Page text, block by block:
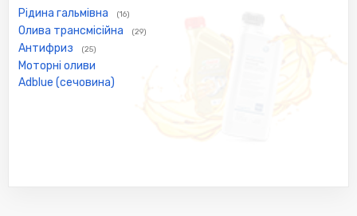
Рідина гальмівна (16)
Олива трансмісійна (29)
Антифриз (25)
Моторні оливи
Adblue (сечовина)